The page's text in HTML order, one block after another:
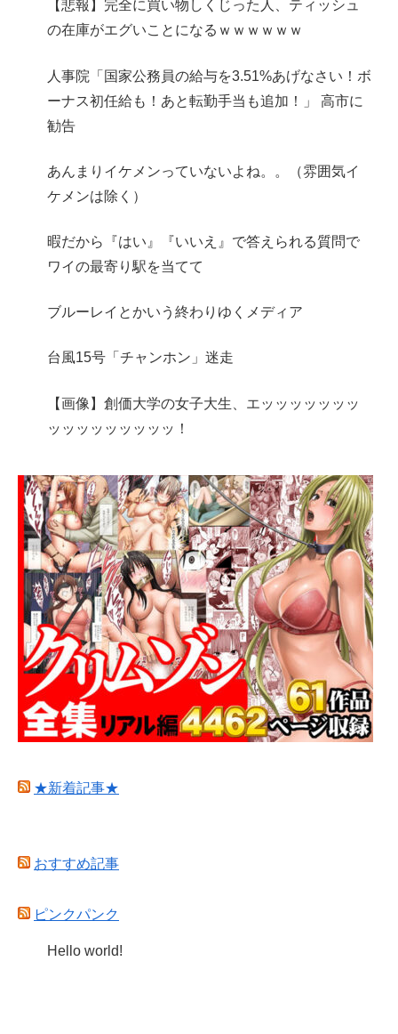
【悲報】完全に買い物しくじった人、ティッシュ
の在庫がエグいことになるｗｗｗｗｗｗ
人事院「国家公務員の給与を3.51%あげなさい！ボ
ーナス初任給も！あと転勤手当も追加！」 高市に
勧告
あんまりイケメンっていないよね。。（雰囲気イ
ケメンは除く）
暇だから『はい』『いいえ』で答えられる質問で
ワイの最寄り駅を当てて
ブルーレイとかいう終わりゆくメディア
台風15号「チャンホン」迷走
【画像】創価大学の女子大生、エッッッッッッッ
ッッッッッッッッッ！
★新着記事★
おすすめ記事
ピンクパンク
Hello world!